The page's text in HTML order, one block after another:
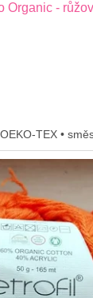
Organic -
TEX •